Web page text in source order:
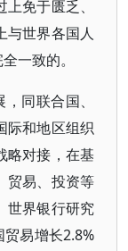
免于匮乏、
与世界各国人
一致的。
同联合国、
际和地区组织
略对接，在基
贸易、投资等
世界银行研究
易增长2.8%